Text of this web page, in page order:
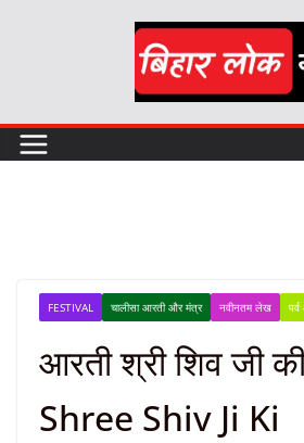
FESTIVAL चालीसा आरती और मंत्र नवीनतम लेख
आरती श्री शिव जी
Shree Shiv Ji Ki